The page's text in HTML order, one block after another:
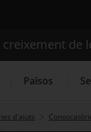
creixement de
Països
d'ajuts